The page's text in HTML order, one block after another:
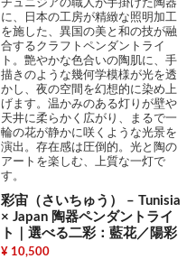
チュニジアの職人が手掛けた陶器
に、日本の工房が精緻な照明加工
を施した、異国の美と和の技が融
合するクラフトペンダントライ
ト。艶やかな色合いの陶肌に、手
描きのような幾何学模様が光を透
かし、夜の空間を幻想的に染め上
げます。温かみのある灯りが壁や
天井に柔らかく広がり、まるで一
輪の花が静かに咲くような光景を
演出。存在感は圧倒的。光と陶の
アートを楽しむ、上質な一灯で
す。
彩宙（さいちゅう） – Tunisia
× Japan 陶器ペンダントライ
ト｜選べる二彩：藍花／陽彩
¥ 10,500